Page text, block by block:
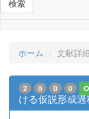
検索
ホーム 文献詳
2 0 0 0
ける仮説形成